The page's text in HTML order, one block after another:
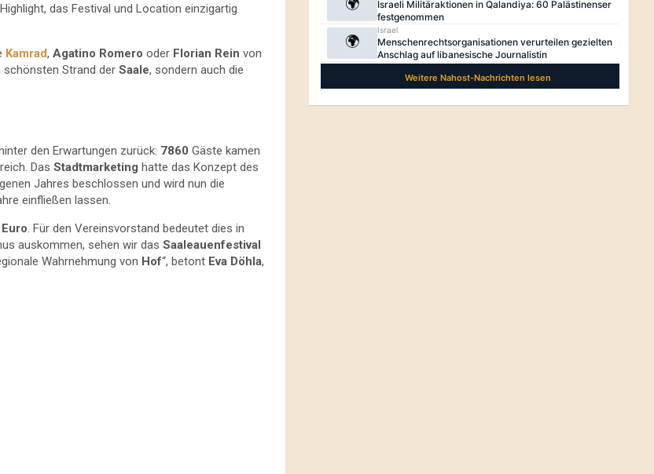
das Festival und Location einzigartig
Kamrad, Agatino Romero oder Florian Rein von
Strand der Saale, sondern auch die
den Erwartungen zurück: 7860 Gäste kamen
Das Stadtmarketing hatte das Konzept des
Jahres beschlossen und wird nun die
einfließen lassen.
. Für den Vereinsvorstand bedeutet dies in
auskommen, sehen wir das Saaleauenfestival
Wahrnehmung von Hof“, betont Eva Döhla,